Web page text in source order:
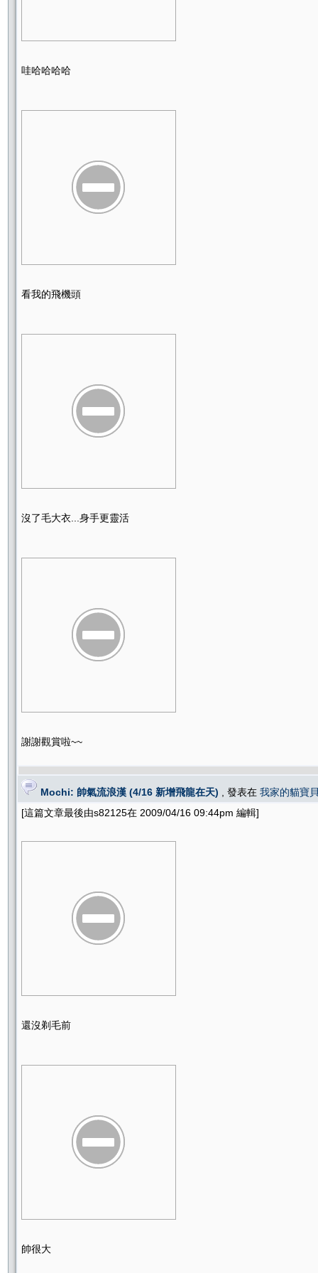
哇哈哈哈哈
看我的飛機頭
沒了毛大衣...身手更靈活
謝謝觀賞啦~~
Mochi: 帥氣流浪漢 (4/16 新增飛龍在天) , 發表在 我家的貓寶
[這篇文章最後由s82125在 2009/04/16 09:44pm 編輯]
還沒剃毛前
帥很大